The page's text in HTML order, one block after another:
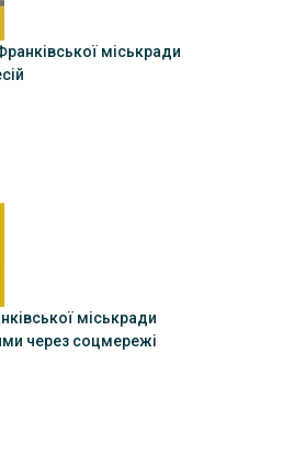
міськради
міськради
через соцмережі